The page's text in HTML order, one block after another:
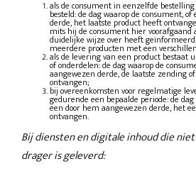
als de consument in eenzelfde
besteld: de dag waarop de consument,
derde, het laatste product heeft
mits hij de consument hier voorafgaand
duidelijke wijze over heeft
meerdere producten met een
als de levering van een product bestaat
of onderdelen: de dag waarop de
aangewezen derde, de laatste zending
ontvangen;
bij overeenkomsten voor regelmatige
gedurende een bepaalde periode: de
een door hem aangewezen derde, het
ontvangen.
Bij diensten en digitale inhoud die
drager is geleverd: